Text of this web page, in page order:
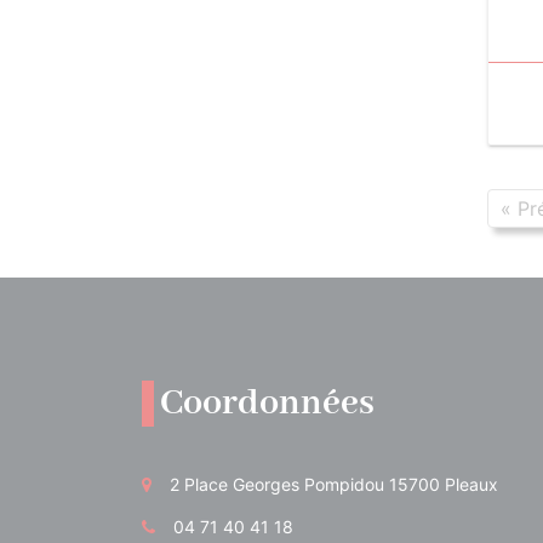
«
Coordonnées
2 Place Georges Pompidou 15700 Pleaux
04 71 40 41 18